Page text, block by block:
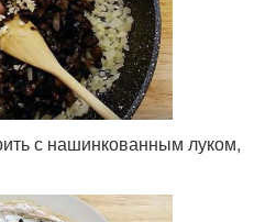
с нашинкованным луком,